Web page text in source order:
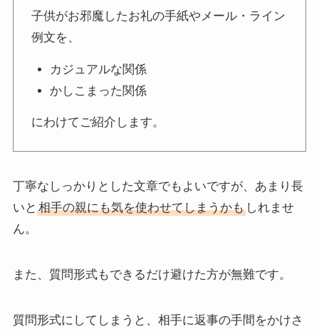
子供がお邪魔したお礼の手紙やメール・ライン
例文を、
カジュアルな関係
かしこまった関係
にわけてご紹介します。
丁寧なしっかりとした文章でもよいですが、あまり長
いと 相手の親にも気を使わせてしまうかもしれませ
ん。
また、質問形式もできるだけ避けた方が無難です。
質問形式にしてしまうと、相手に返事の手間をかけさ